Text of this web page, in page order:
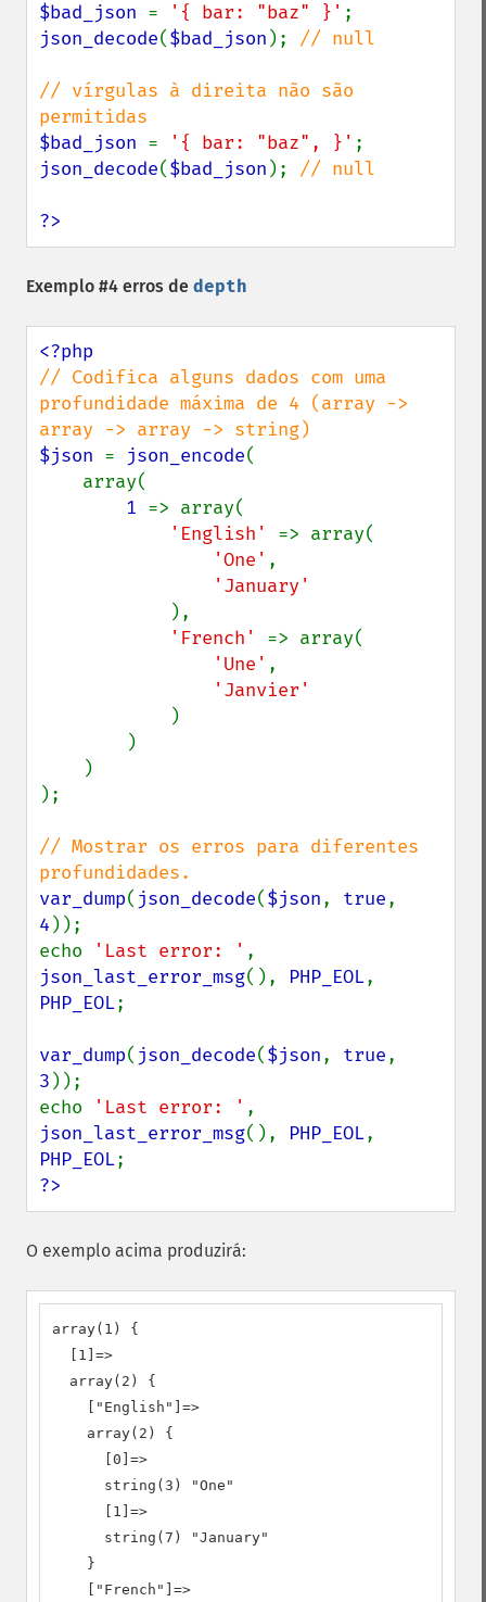
$bad_json = '{ bar: "baz" }'
json_decode($bad_json ); // null
// vírgulas à direita não são
$bad_json = '{ bar: "baz", }'
json_decode($bad_json ); // null
?>
Exemplo #4 erros de depth
// Codifica alguns dados com uma
profundidade máxima de 4 (array ->
$json = json_encode(
1 => array(
'English' => array(
'One' ,
'January'
),
'French' => array(
'Une' ,
'Janvier'
)
);
// Mostrar os erros para diferentes
var_dump( json_decode($json, true
4 ));
echo
'Last error: '
json_last_error_msg(), PHP_EOL
PHP_EOL;
var_dump( json_decode($json, true
3 ));
echo
'Last error: '
json_last_error_msg(), PHP_EOL
PHP_EOL
?>
O exemplo acima produzirá:
array(1) {
  [1]=>
  array(2) {
    ["English"]=>
    array(2) {
      [0]=>
      string(3) "One"
      [1]=>
      string(7) "January"
    }
    ["French"]=>